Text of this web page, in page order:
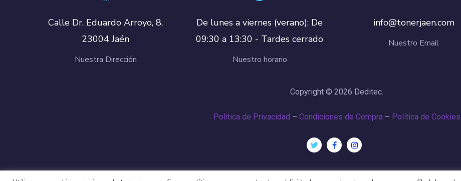
Calle Dr. Eduardo Arroyo, 8,
23004 Jaén
Nuestra Dirección
De lunes a viernes (verano): De
09:30 a 13:30 - Tardes cerrado
Nuestro horario
info@tonerjaen.com
Nuestro Email
Copyright © 2026 Deditec.
Política de Privacidad – Condiciones de Compra– Política de Cookies